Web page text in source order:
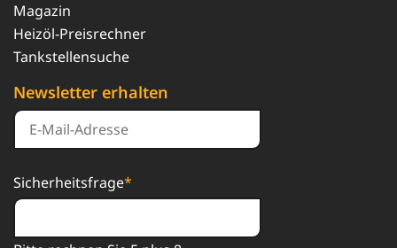
Magazin
Heizöl-Preisrechner
Tankstellensuche
Newsletter erhalten
Sicherheitsfrage*